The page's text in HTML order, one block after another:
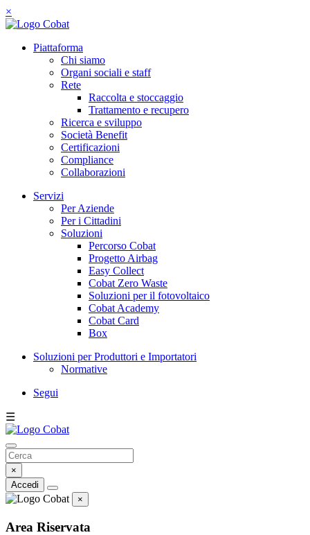
×
Piattaforma
Chi siamo
Organi sociali e staff
Rete
Raccolta e stoccaggio
Trattamento e recupero
Ricerca e sviluppo
Società Benefit
Certificazioni
Compliance
Collaborazioni
Servizi
Per Aziende
Per i Cittadini
Soluzioni
Percorso Cobat
Progetto Airbag
Easy Collect
Cobat Zero Waste
Soluzioni per il fotovoltaico
Cobat Academy
Cobat Card
Box
Soluzioni per Produttori e Importatori
Normative
Segui
☰
×
Accedi
×
Area Riservata